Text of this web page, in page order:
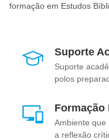
formação em Estudos
Suporte
Suporte
polos
Formação
Ambiente que
a reflexão